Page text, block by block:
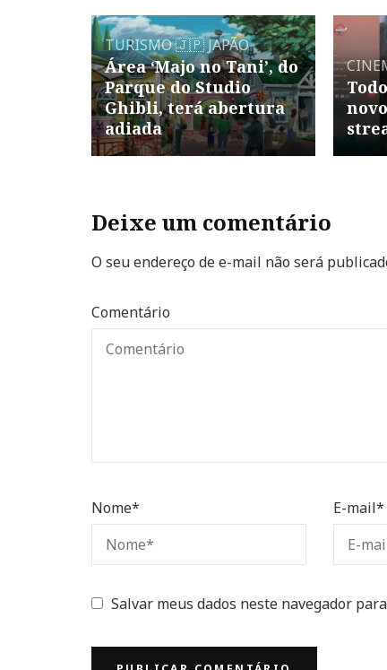
TURISMO🇯🇵 JAPÃO
Área ‘Majo no Tani’, do
Parque do Studio
Ghibli, terá abertura
adiada
Deixe um comentário
O seu endereço de e-mail não será
Comentário
Nome* E-mail*
Salvar meus dados neste navegador